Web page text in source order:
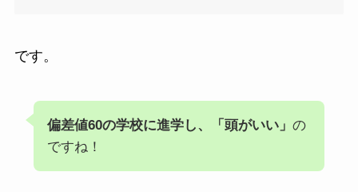
です。
偏差値60の学校に進学し、「頭がいい」 の
ですね！